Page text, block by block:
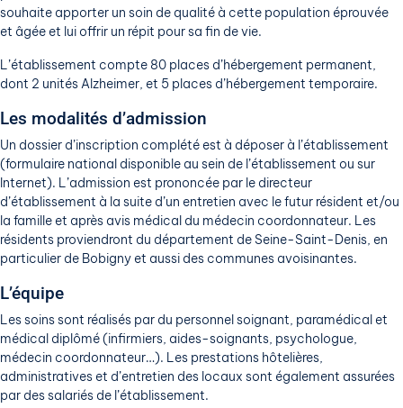
souhaite apporter un soin de qualité à cette population éprouvée
et âgée et lui offrir un répit pour sa fin de vie.
L’établissement compte 80 places d’hébergement permanent,
dont 2 unités Alzheimer, et 5 places d’hébergement temporaire.
Les modalités d’admission
Un dossier d’inscription complété est à déposer à l’établissement
(formulaire national disponible au sein de l’établissement ou sur
Internet). L’admission est prononcée par le directeur
d’établissement à la suite d’un entretien avec le futur résident et/ou
la famille et après avis médical du médecin coordonnateur. Les
résidents proviendront du département de Seine-Saint-Denis, en
particulier de Bobigny et aussi des communes avoisinantes.
L’équipe
Les soins sont réalisés par du personnel soignant, paramédical et
médical diplômé (infirmiers, aides-soignants, psychologue,
médecin coordonnateur…). Les prestations hôtelières,
administratives et d’entretien des locaux sont également assurées
par des salariés de l’établissement.